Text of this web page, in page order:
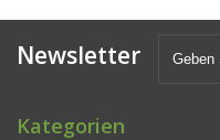
Newsletter
Kategorien